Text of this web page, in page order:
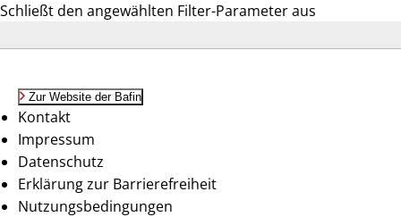
Schließt den angewählten Filter-Parameter aus
Zur Website der Bafin
Kontakt
Impressum
Datenschutz
Erklärung zur Barrierefreiheit
Nutzungsbedingungen